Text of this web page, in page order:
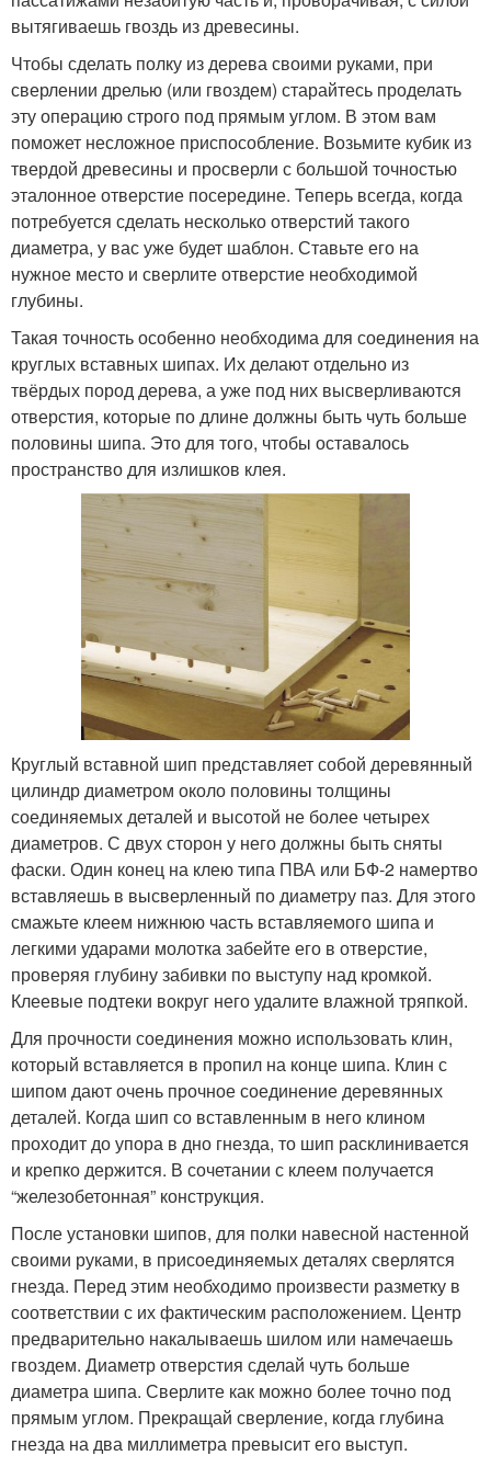
вытягиваешь гвоздь из древесины.
Чтобы сделать полку из дерева своими руками, при
сверлении дрелью (или гвоздем) старайтесь проделать
эту операцию строго под прямым углом. В этом вам
поможет несложное приспособление. Возьмите кубик из
твердой древесины и просверли с большой точностью
эталонное отверстие посередине. Теперь всегда, когда
потребуется сделать несколько отверстий такого
диаметра, у вас уже будет шаблон. Ставьте его на
нужное место и сверлите отверстие необходимой
глубины.
Такая точность особенно необходима для соединения на
круглых вставных шипах. Их делают отдельно из
твёрдых пород дерева, а уже под них высверливаются
отверстия, которые по длине должны быть чуть больше
половины шипа. Это для того, чтобы оставалось
пространство для излишков клея.
Круглый вставной шип представляет собой деревянный
цилиндр диаметром около половины толщины
соединяемых деталей и высотой не более четырех
диаметров. С двух сторон у него должны быть сняты
фаски. Один конец на клею типа ПВА или БФ-2 намертво
вставляешь в высверленный по диаметру паз. Для этого
смажьте клеем нижнюю часть вставляемого шипа и
легкими ударами молотка забейте его в отверстие,
проверяя глубину забивки по выступу над кромкой.
Клеевые подтеки вокруг него удалите влажной тряпкой.
Для прочности соединения можно использовать клин,
который вставляется в пропил на конце шипа. Клин с
шипом дают очень прочное соединение деревянных
деталей. Когда шип со вставленным в него клином
проходит до упора в дно гнезда, то шип расклинивается
и крепко держится. В сочетании с клеем получается
“железобетонная” конструкция.
После установки шипов, для полки навесной настенной
своими руками, в присоединяемых деталях сверлятся
гнезда. Перед этим необходимо произвести разметку в
соответствии с их фактическим расположением. Центр
предварительно накалываешь шилом или намечаешь
гвоздем. Диаметр отверстия сделай чуть больше
диаметра шипа. Сверлите как можно более точно под
прямым углом. Прекращай сверление, когда глубина
гнезда на два миллиметра превысит его выступ.